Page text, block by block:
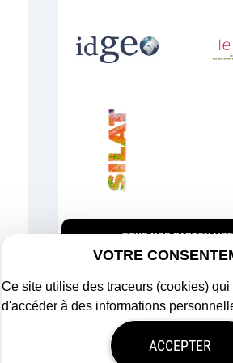
TOUS NOS
Mentions légales
VOTRE
Ce site utilise des traceurs (cookies)
d'accéder à des informations
ACCEPTER